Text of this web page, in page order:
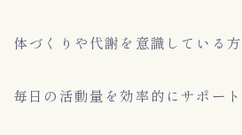
体づくりや代謝を意識している方
毎日の活動量を効率的にサポー